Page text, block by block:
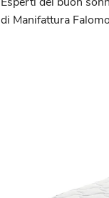
di Manifattura